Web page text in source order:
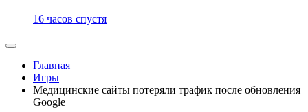
16 часов спустя
Главная
Игры
Медицинские сайты потеряли трафик после обновления
Google